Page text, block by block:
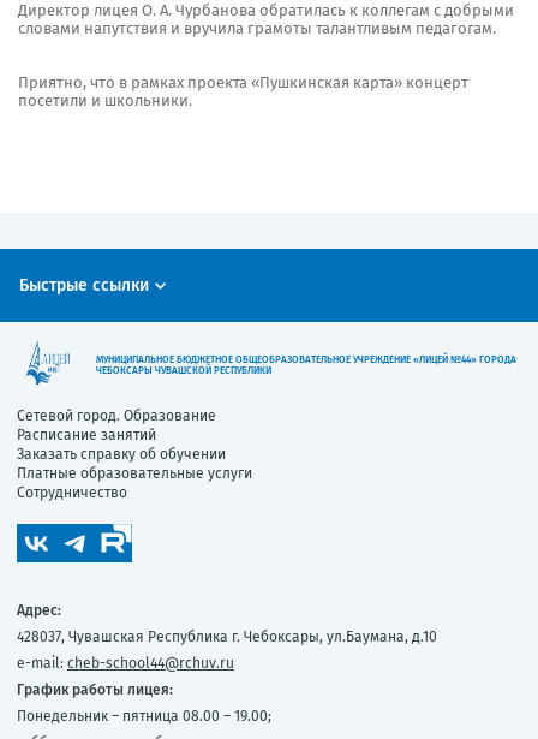
Директор лицея О. А. Чурбанова обратилась к коллегам с добрыми
словами напутствия и вручила грамоты талантливым педагогам.
Приятно, что в рамках проекта «Пушкинская карта» концерт
посетили и школьники.
Быстрые ссылки
МУНИЦИПАЛЬНОЕ БЮДЖЕТНОЕ ОБЩЕОБРАЗОВАТЕЛЬНОЕ УЧРЕЖДЕНИЕ «ЛИЦЕЙ №44» ГОРОДА
ЧЕБОКСАРЫ ЧУВАШСКОЙ РЕСПУБЛИКИ
Сетевой город. Образование
Расписание занятий
Заказать справку об обучении
Платные образовательные услуги
Сотрудничество
Адрес:
428037, Чувашская Республика г. Чебоксары, ул.Баумана, д.10
e-mail: cheb-school44@rchuv.ru
График работы лицея:
Понедельник – пятница 08.00 – 19.00;